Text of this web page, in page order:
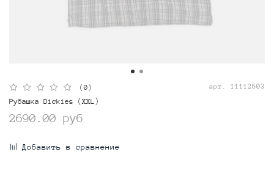
(0) арт. 11112503
Рубашка Dickies (XXL)
2690.00 руб
Добавить в сравнение